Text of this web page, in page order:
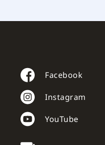
Facebook
Instagram
YouTube